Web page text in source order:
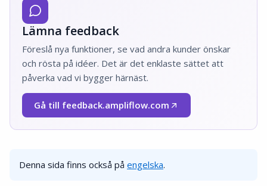
Lämna feedback
Föreslå nya funktioner, se vad andra kunder önskar
och rösta på idéer. Det är det enklaste sättet att
påverka vad vi bygger härnäst.
Gå till feedback.ampliflow.com
(Öppnas i nytt fönster)
Denna sida finns också på engelska.